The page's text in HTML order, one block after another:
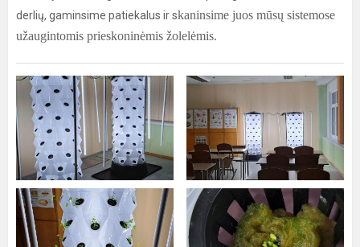
derlių, gaminsime patiekalus ir skaninsime juos mūsų sistemose
užaugintomis prieskoninėmis žolelėmis.